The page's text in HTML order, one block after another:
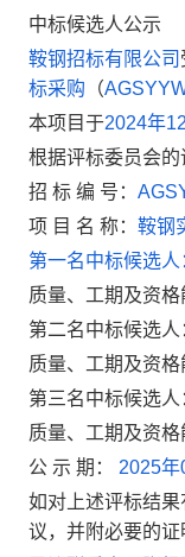
中标候选人公示
鞍钢招标有限公司
标采购 （
本项目于2024年12
根据评标委员会
招 标 编 号：
项 目 名 称： 鞍钢
第一名中标候选
质量、工期及资
第二名中标候选
质量、工期及资
第三名中标候选
质量、工期及资
公 示 期： 2025年
如对上述评标结
议，并附必要的证